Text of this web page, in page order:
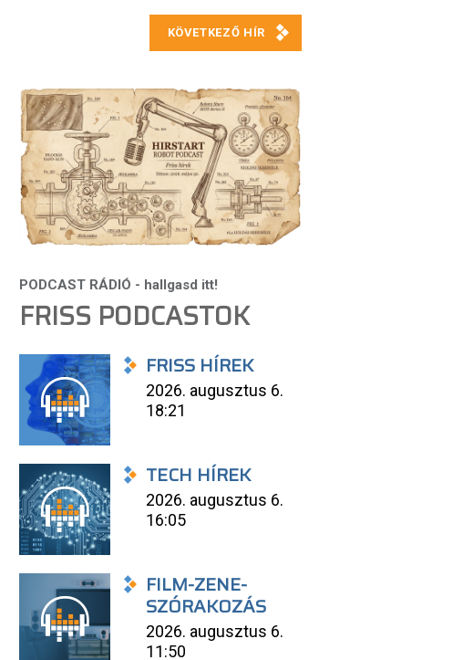
FRISS PODCASTOK
FRISS HÍREK
2026. augusztus 6.
18:21
TECH HÍREK
2026. augusztus 6.
16:05
FILM-ZENE-
SZÓRAKOZÁS
2026. augusztus 6.
11:50